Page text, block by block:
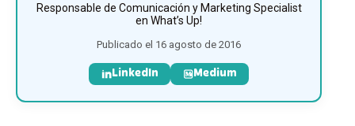
Responsable de Comunicación y Marketing Specialist
en What’s Up!
Publicado el 16 agosto de 2016
LinkedIn Medium